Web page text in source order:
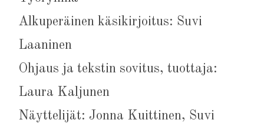
Alkuperäinen käsikirjoitus: Suvi
Laaninen
Ohjaus ja tekstin sovitus, tuottaja:
Laura Kaljunen
Näyttelijät: Jonna Kuittinen, Suvi